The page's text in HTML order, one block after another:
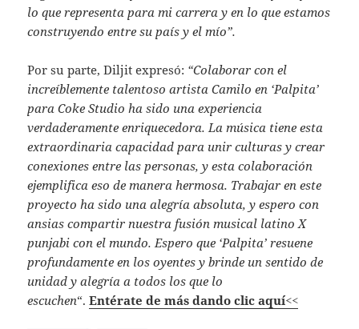
lo que representa para mi carrera y en lo que estamos
construyendo entre su país y el mío”.
Por su parte, Diljit expresó: “Colaborar con el
increíblemente talentoso artista Camilo en ‘Palpita’
para Coke Studio ha sido una experiencia
verdaderamente enriquecedora. La música tiene esta
extraordinaria capacidad para unir culturas y crear
conexiones entre las personas, y esta colaboración
ejemplifica eso de manera hermosa. Trabajar en este
proyecto ha sido una alegría absoluta, y espero con
ansias compartir nuestra fusión musical latino X
punjabi con el mundo. Espero que ‘Palpita’ resuene
profundamente en los oyentes y brinde un sentido de
unidad y alegría a todos los que lo
escuchen“.Entérate de más dando clic aquí<<